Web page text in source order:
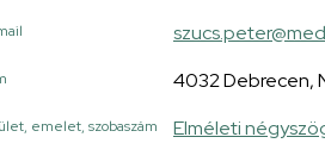
4032 Debrecen,
emelet, szobaszám Elméleti